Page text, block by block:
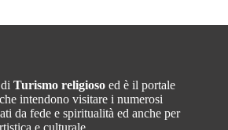
Turismo religioso ed è il portale
intendono visitare i numerosi
da fede e spiritualità ed anche per
e culturale.